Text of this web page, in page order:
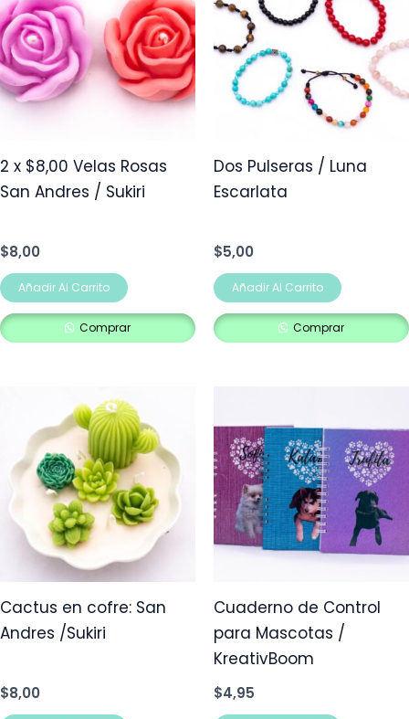
2 x $8,00 Velas Rosas
San Andres / Sukiri
$8,00
Añadir Al Carrito
Comprar
Dos Pulseras / Luna
Escarlata
$5,00
Añadir Al Carrito
Comprar
Cactus en cofre: San
Andres /Sukiri
$8,00
Cuaderno de Control
para Mascotas /
KreativBoom
$4,95